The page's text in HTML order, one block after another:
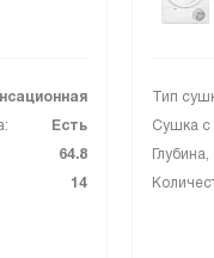
Есть
64.8
14
Тип
Сушка с